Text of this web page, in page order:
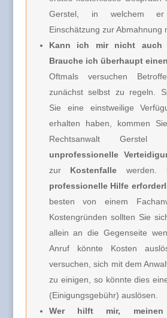
Gerstel, in welchem
Einschätzung zur Abmahnung
Kann ich mir nicht auch
Brauche ich überhaupt
Oftmals versuchen
zunächst selbst zu regeln.
Sie eine einstweilige
erhalten haben, kommen
Rechtsanwalt Gerstel
unprofessionelle
zur Kostenfalle werden.
professionelle Hilfe
besten von einem
Kostengründen sollten Sie
allein an die Gegenseite
Anruf könnte Kosten
versuchen, sich mit dem
zu einigen, so könnte dies
(Einigungsgebühr) auslösen.
Wer hilft mir, meinen